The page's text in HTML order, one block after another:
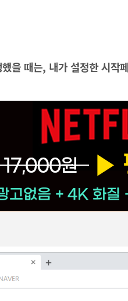
을 때는, 내가 설정한 시